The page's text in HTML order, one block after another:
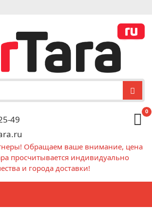
49
0
Обращаем ваше внимание, цена
просчитывается индивидуально
и города доставки!